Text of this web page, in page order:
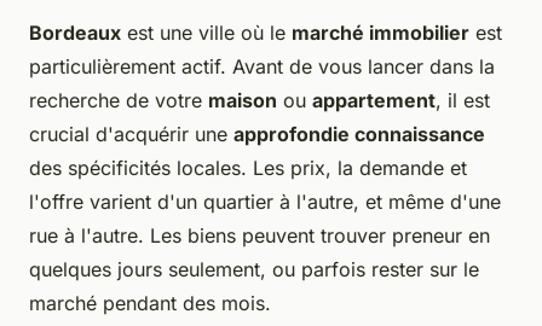
Bordeaux est une ville où le marché immobilier est
particulièrement actif. Avant de vous lancer dans la
recherche de votre maison ou appartement, il est
crucial d'acquérir une approfondie connaissance
des spécificités locales. Les prix, la demande et
l'offre varient d'un quartier à l'autre, et même d'une
rue à l'autre. Les biens peuvent trouver preneur en
quelques jours seulement, ou parfois rester sur le
marché pendant des mois.